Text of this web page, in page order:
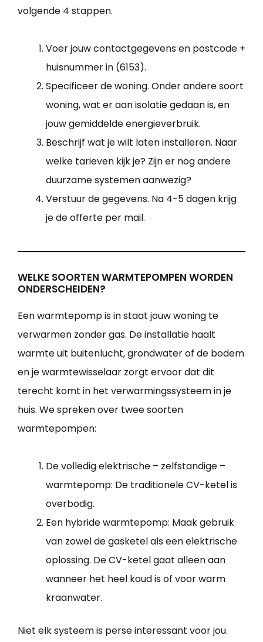
volgende 4 stappen.
Voer jouw contactgegevens en postcode +
huisnummer in (6153).
Specificeer de woning. Onder andere soort
woning, wat er aan isolatie gedaan is, en
jouw gemiddelde energieverbruik.
Beschrijf wat je wilt laten installeren. Naar
welke tarieven kijk je? Zijn er nog andere
duurzame systemen aanwezig?
Verstuur de gegevens. Na 4-5 dagen krijg
je de offerte per mail.
WELKE SOORTEN WARMTEPOMPEN WORDEN
ONDERSCHEIDEN?
Een warmtepomp is in staat jouw woning te
verwarmen zonder gas. De installatie haalt
warmte uit buitenlucht, grondwater of de bodem
en je warmtewisselaar zorgt ervoor dat dit
terecht komt in het verwarmingssysteem in je
huis. We spreken over twee soorten
warmtepompen:
De volledig elektrische – zelfstandige –
warmtepomp: De traditionele CV-ketel is
overbodig.
Een hybride warmtepomp: Maak gebruik
van zowel de gasketel als een elektrische
oplossing. De CV-ketel gaat alleen aan
wanneer het heel koud is of voor warm
kraanwater.
Niet elk systeem is perse interessant voor jou.